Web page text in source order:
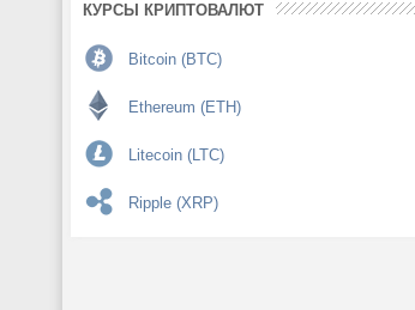
КУРСЫ КРИПТОВАЛЮТ
Bitcoin (BTC)
Ethereum (ETH)
Litecoin (LTC)
Ripple (XRP)